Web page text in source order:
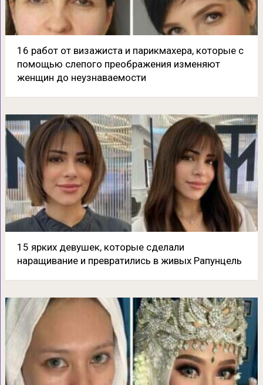
16 работ от визажиста и парикмахера, которые с
помощью слепого преображения изменяют
женщин до неузнаваемости
15 ярких девушек, которые сделали
наращивание и превратились в живых Рапунцель